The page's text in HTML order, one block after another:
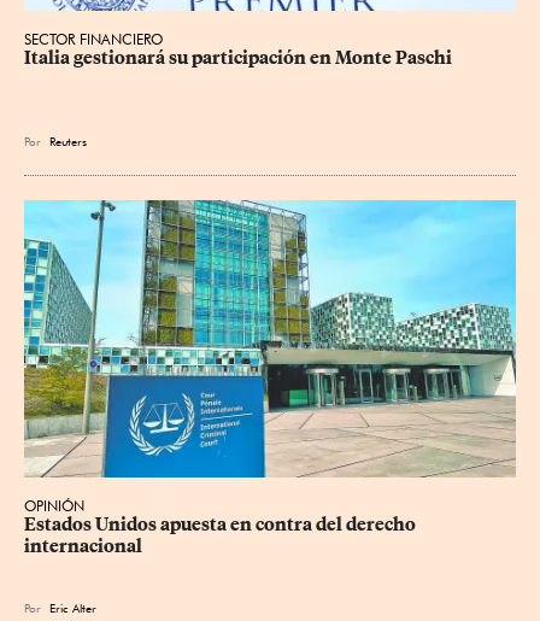
SECTOR FINANCIERO
Italia gestionará su participación en Monte Paschi
Por Reuters
OPINIÓN
Estados Unidos apuesta en contra del derecho
internacional
Por Eric Alter